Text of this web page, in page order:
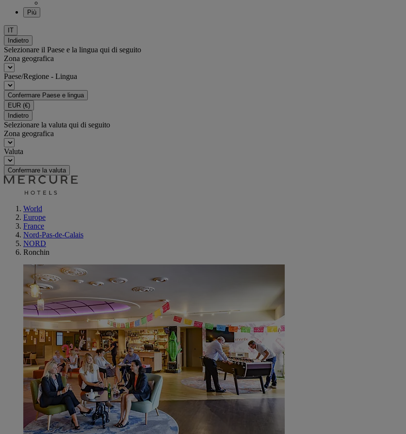
Più
IT
Indietro
Selezionare il Paese e la lingua qui di seguito
Zona geografica
Paese/Regione - Lingua
Confermare Paese e lingua
EUR (€)
Indietro
Selezionare la valuta qui di seguito
Zona geografica
Valuta
Confermare la valuta
World
Europe
France
Nord-Pas-de-Calais
NORD
Ronchin